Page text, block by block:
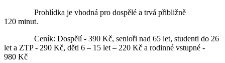
Prohlídka je vhodná pro dospělé a trvá přibližně
120 minut.
Ceník: Dospělí - 390 Kč, senioři nad 65 let, studenti do 26
let a ZTP - 290 Kč, děti 6 – 15 let – 220 Kč a rodinné vstupné -
980 Kč